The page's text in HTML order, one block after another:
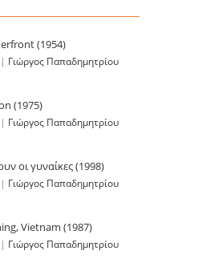
(1954)
| Γιώργος Παπαδημητρίου
(1975)
| Γιώργος Παπαδημητρίου
οι γυναίκες (1998)
| Γιώργος Παπαδημητρίου
Vietnam (1987)
| Γιώργος Παπαδημητρίου